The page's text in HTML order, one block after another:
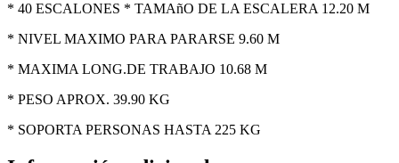
* 40 ESCALONES * TAMAñO DE LA ESCALERA 12.20 M
* NIVEL MAXIMO PARA PARARSE 9.60 M
* MAXIMA LONG.DE TRABAJO 10.68 M
* PESO APROX. 39.90 KG
* SOPORTA PERSONAS HASTA 225 KG